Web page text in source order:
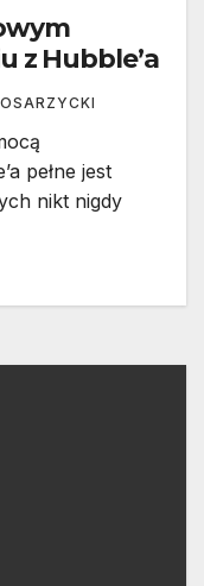
z Hubble’a
pełne jest
nikt nigdy